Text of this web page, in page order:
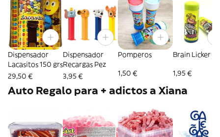
Dispensador
Lacasitos 150 grs
29,50 €
Dispensador
Recargas Pez
3,95 €
Pomperos
1,50 €
Brain Licker
1,95 €
Auto Regalo para + adictos a Xiana